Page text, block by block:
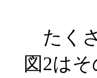
たく
図2はそ